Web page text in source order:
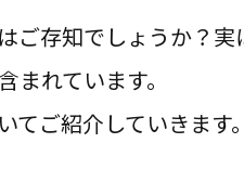
ご存知でしょうか？
れています。
ご紹介していきます。